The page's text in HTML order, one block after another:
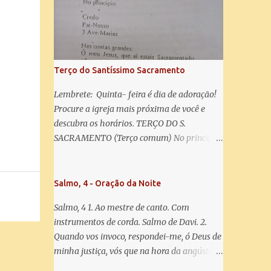
salve! A vós bradamos os degredados filhos
de Eva, a vós suspiramos, gemendo e
chorando neste vale de lágrimas. Eia, pois,
Advogada nossa, estes vossos olhos
misericordiosos a nós volvei, e depois deste
desterro, mostrai-nos Jesus. Bendito é o
fruto do vosso ventre, ó clemente, ó piedosa,
ó doce e sempre Virgem Maria. Rogai por
nós Santa Mãe de Deus. Para que sejamos
dignos das promessas de Cristo. Amém.
Terço do Santíssimo Sacramento
Lembrete: Quinta- feira é dia de adoração!
Procure a igreja mais próxima de você e
descubra os horários. TERÇO DO S.
SACRAMENTO (Terço comum) No principio:
Sacramentado, não permitais que eu viva
coração ao Vosso e o Vosso ao meu, e, nem
sem Vós morra eu! Nas contas pequenas:
Sacramento de Amor! Misericórdia Senhor!
Glória ao Pai: Cristo pão da vida e remédio
Salmo, 4 - Oração da Noite
Salmo, 4 1. Ao mestre de canto. Com
instrumentos de corda. Salmo de Davi. 2.
Quando vos invoco, respondei-me, ó Deus de
minha justiça, vós que na hora da angústia